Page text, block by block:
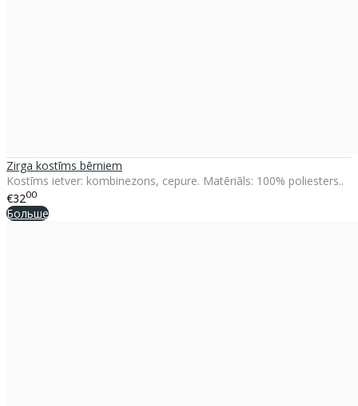
Zirga kostīms bērniem
Kostīms ietver: kombinezons, cepure. Matēriāls: 100% poliesters..
€3200
Больше